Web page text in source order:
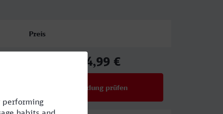
Preis
94,99 €
Verbindung prüfen